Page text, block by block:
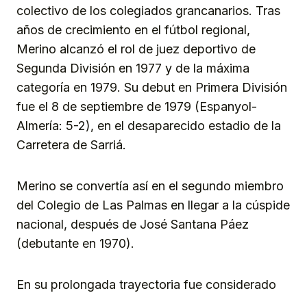
colectivo de los colegiados grancanarios. Tras
años de crecimiento en el fútbol regional,
Merino alcanzó el rol de juez deportivo de
Segunda División en 1977 y de la máxima
categoría en 1979. Su debut en Primera División
fue el 8 de septiembre de 1979 (Espanyol-
Almería: 5-2), en el desaparecido estadio de la
Carretera de Sarriá.
Merino se convertía así en el segundo miembro
del Colegio de Las Palmas en llegar a la cúspide
nacional, después de José Santana Páez
(debutante en 1970).
En su prolongada trayectoria fue considerado